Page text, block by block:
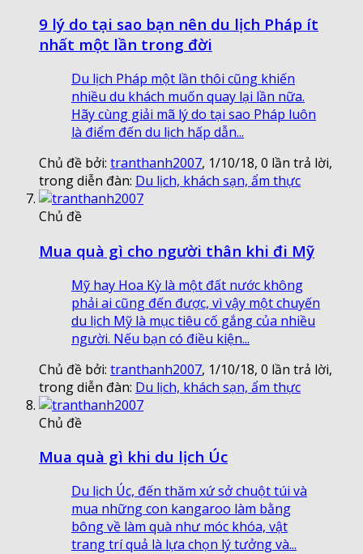
9 lý do tại sao bạn nên du lịch Pháp ít
nhất một lần trong đời
Du lịch Pháp một lần thôi cũng khiến
nhiều du khách muốn quay lại lần nữa.
Hãy cùng giải mã lý do tại sao Pháp luôn
là điểm đến du lịch hấp dẫn...
Chủ đề bởi: tranthanh2007, 1/10/18, 0 lần trả lời,
trong diễn đàn: Du lịch, khách sạn, ẩm thực
Chủ đề
Mua quà gì cho người thân khi đi Mỹ
Mỹ hay Hoa Kỳ là một đất nước không
phải ai cũng đến được, vì vậy một chuyến
du lịch Mỹ là mục tiêu cố gắng của nhiều
người. Nếu bạn có điều kiện...
Chủ đề bởi: tranthanh2007, 1/10/18, 0 lần trả lời,
trong diễn đàn: Du lịch, khách sạn, ẩm thực
Chủ đề
Mua quà gì khi du lịch Úc
Du lịch Úc, đến thăm xứ sở chuột túi và
mua những con kangaroo làm bằng
bông về làm quà như móc khóa, vật
trang trí quả là lựa chọn lý tưởng và...